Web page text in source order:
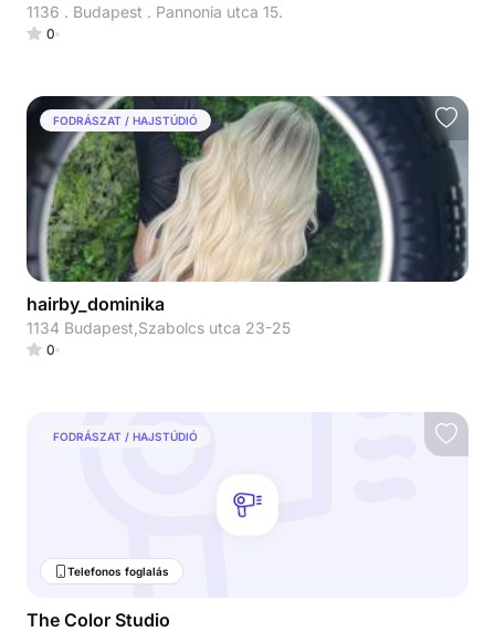
1136 . Budapest . Pannonia utca 15.
0
FODRÁSZAT / HAJSTÚDIÓ
hairby_dominika
1134 Budapest,Szabolcs utca 23-25
0
FODRÁSZAT / HAJSTÚDIÓ
Telefonos foglalás
The Color Studio